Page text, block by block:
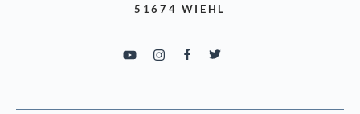
51674 WIEHL